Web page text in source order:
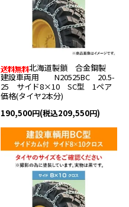
北海道製鎖 合金鋼製
建設車両用 N20525BC 20.5-
25 サイド8×10 SC型 1ペア
価格(タイヤ2本分)
190,500円(税込209,550円)